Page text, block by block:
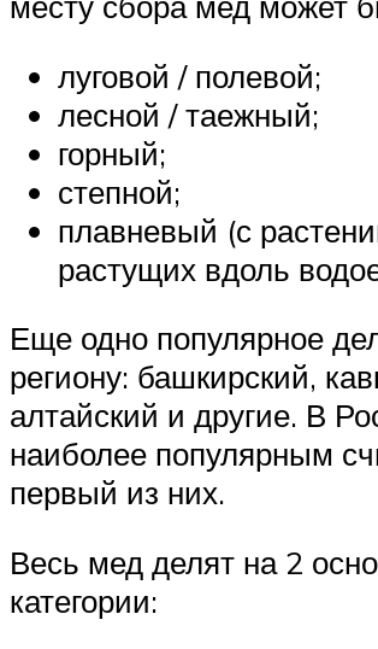
луговой / полевой;
лесной / таежный;
горный;
степной;
плавневый (с
растущих вдоль
Еще одно популярное
региону: башкирский,
алтайский и другие. В
наиболее популярным
первый из них.
Весь мед делят на 2
категории: